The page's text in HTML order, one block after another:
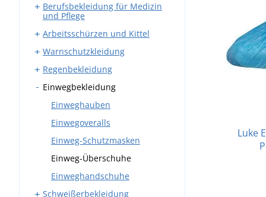
Arbeitshosen
Schürzen
Mäntel
Hemden und Blusen
Kochjacken
Kochmützen
Westen und Sweatshirts
Krawatten
Berufsbekleidung für Medizin
und Pflege
Kasacks
Medizinische Kittel
Medizinische Hosen
Westen und Sweatshirts
Arbeitsschürzen und Kittel
Schmiedeschürzen
Schweißerschürzen
Warnschutzkleidung
Warnwesten
Warnschutzjacken
Warnschutz T-Shirts
Warnschutz Sweatshirts
Warnschutzhosen
Warnschutz Rucksäcke
Warnschutz Caps und
Regenbekleidung
Regenmäntel
Regenoveralls
Regenblusen
Regenhosen
Wasserdichte Mäntel
Einwegbekleidung
Einweghauben
Einwegoveralls
Einweg-Schutzmasken
Einweg-Überschuhe
Einweghandschuhe
Schweißerbekleidung
Luke